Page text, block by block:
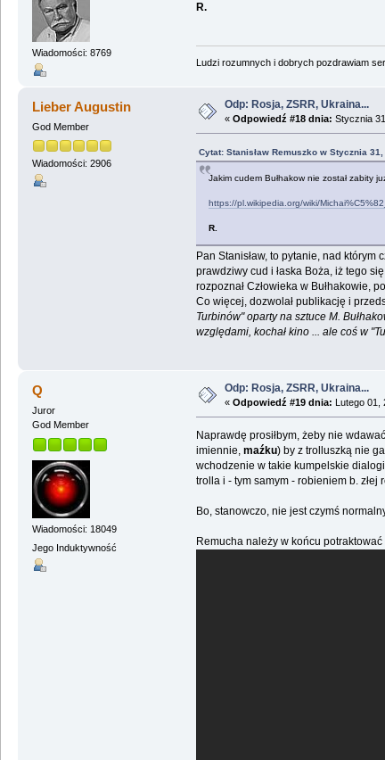
Wiadomości: 8769
R.
Ludzi rozumnych i dobrych pozdrawiam
Lieber Augustin
God Member
Wiadomości: 2906
Odp: Rosja, ZSRR, Ukraina...
« Odpowiedź #18 dnia: Stycznia
Cytat: Stanisław Remuszko w Stycznia
Jakim cudem Bułhakow nie został zabity
https://pl.wikipedia.org/wiki/
R.
Pan Stanisław, to pytanie, nad
prawdziwy cud i łaska Boża, iż tego
rozpoznał Człowieka w Bułhakowie,
Co więcej, dozwolał publikację i
Turbinów" oparty na sztuce M.
względami, kochał kino ... ale coś w
Q
Juror
God Member
Wiadomości: 18049
Jego Induktywność
Odp: Rosja, ZSRR, Ukraina...
« Odpowiedź #19 dnia: Lutego 01,
Naprawdę prosiłbym, żeby nie
imiennie, maźku) by z trolluszką nie
wchodzenie w takie kumpelskie
trolla i - tym samym - robieniem b. złej
Bo, stanowczo, nie jest czymś
Remucha należy w końcu